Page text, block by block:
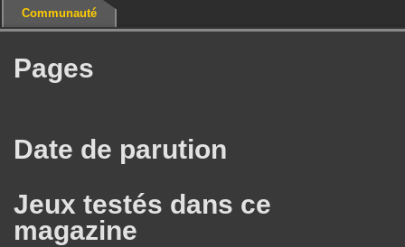
Communauté
Pages
Date de parution
Jeux testés dans ce
magazine